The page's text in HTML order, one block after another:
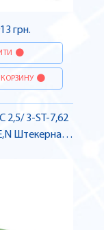
грн.
2,5/ 3-ST-7,62
Штекерна